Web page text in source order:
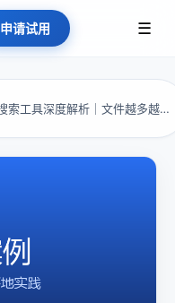
申请试用 ☰
网盘搜索工具深度解析｜文件越多越乱？你缺的不...